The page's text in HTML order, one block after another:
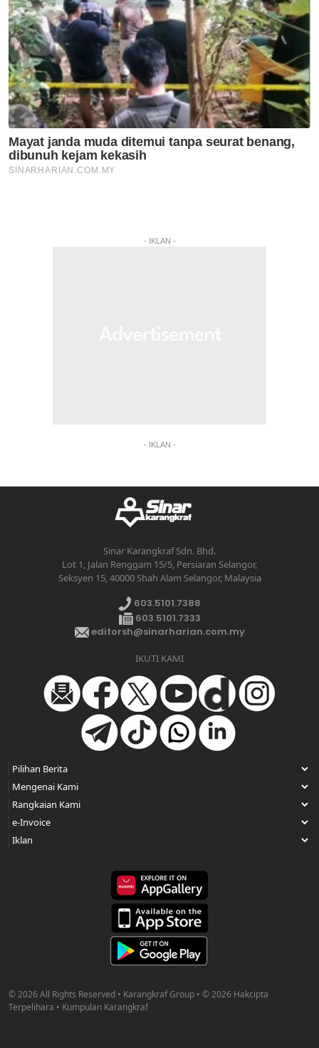
- IKLAN -
- IKLAN -
Sinar Karangkraf Sdn. Bhd.
Lot 1, Jalan Renggam 15/5, Persiaran Selangor,
Seksyen 15, 40000 Shah Alam Selangor, Malaysia
603.5101.7388
603.5101.7333
editorsh@sinarharian.com.my
IKUTI KAMI
© 2026 All Rights Reserved • Karangkraf Group • © 2026 Hakcipta
Terpelihara • Kumpulan Karangkraf